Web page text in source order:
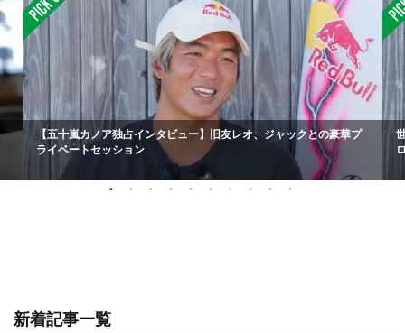
【五十嵐カノア独占インタビュー】旧友レオ、ジャックとの豪華プ
ライベートセッション
新着記事一覧